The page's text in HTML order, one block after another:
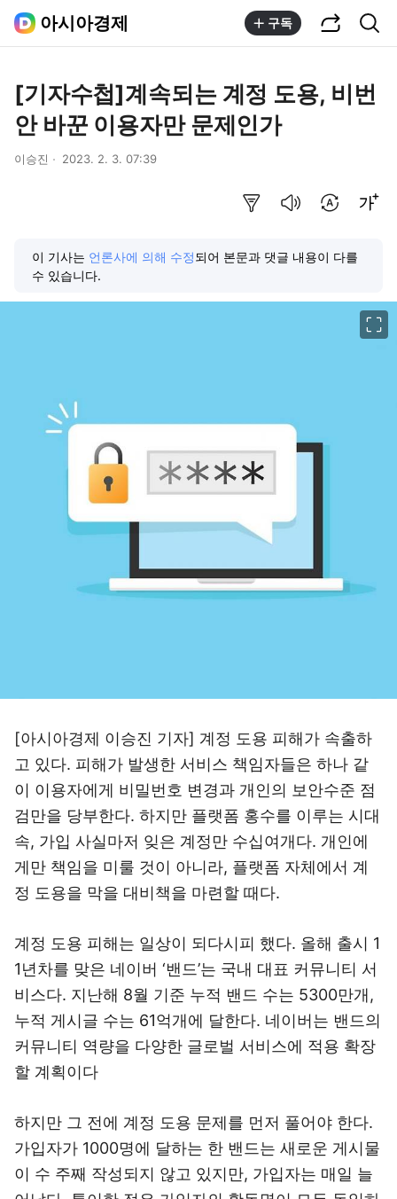
아시아경제 구독
[기자수첩]계속되는 계정 도용, 비번
안 바꾼 이용자만 문제인가
이승진 2023. 2. 3. 07:39
이 기사는 언론사에 의해 수정되어 본문과 댓글 내용이 다를
수 있습니다.
[아시아경제 이승진 기자] 계정 도용 피해가 속출하
고 있다. 피해가 발생한 서비스 책임자들은 하나 같
이 이용자에게 비밀번호 변경과 개인의 보안수준 점
검만을 당부한다. 하지만 플랫폼 홍수를 이루는 시대
속, 가입 사실마저 잊은 계정만 수십여개다. 개인에
게만 책임을 미룰 것이 아니라, 플랫폼 자체에서 계
정 도용을 막을 대비책을 마련할 때다.
계정 도용 피해는 일상이 되다시피 했다. 올해 출시 1
1년차를 맞은 네이버 ‘밴드’는 국내 대표 커뮤니티 서
비스다. 지난해 8월 기준 누적 밴드 수는 5300만개,
누적 게시글 수는 61억개에 달한다. 네이버는 밴드의
커뮤니티 역량을 다양한 글로벌 서비스에 적용 확장
할 계획이다
하지만 그 전에 계정 도용 문제를 먼저 풀어야 한다.
가입자가 1000명에 달하는 한 밴드는 새로운 게시물
이 수 주째 작성되지 않고 있지만, 가입자는 매일 늘